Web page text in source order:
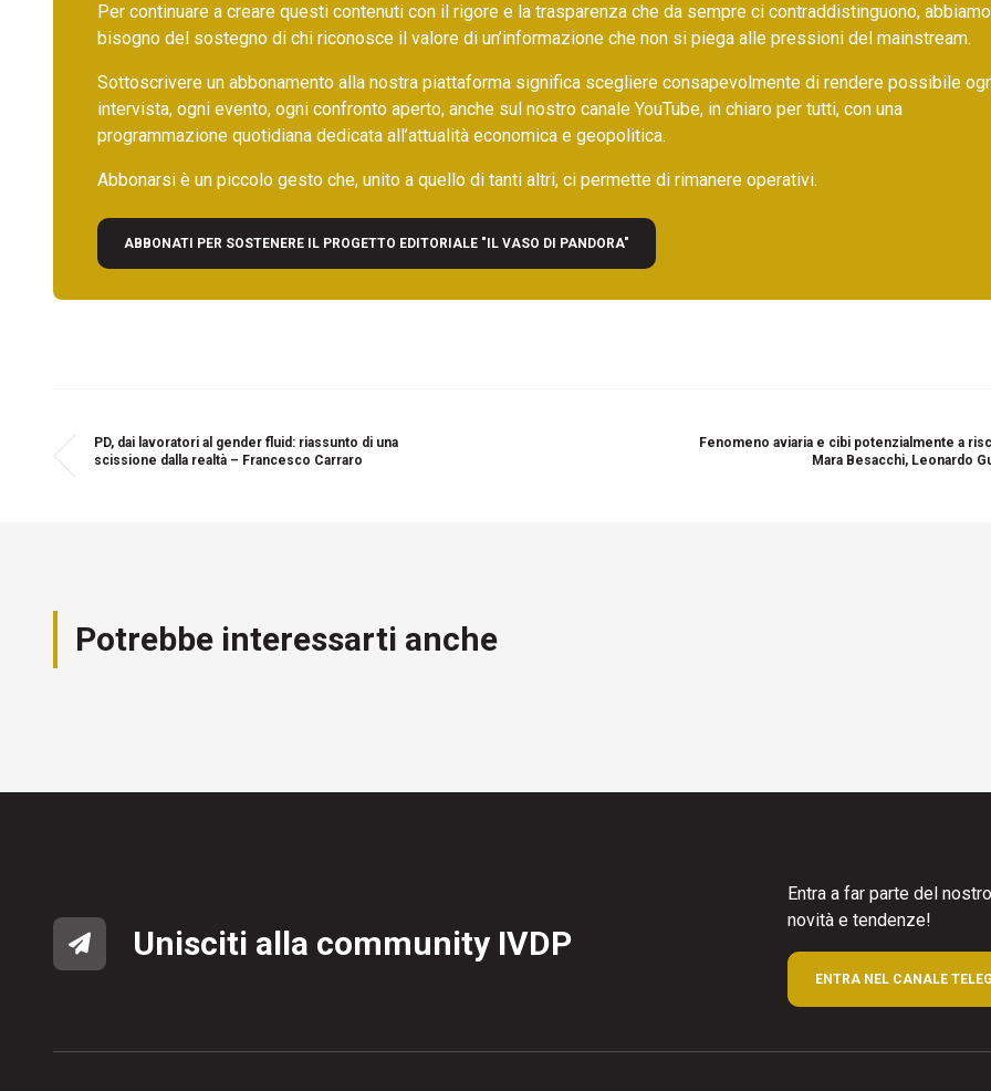
Per continuare a creare questi contenuti con il rigore e la trasparenza che da sempre ci contraddistinguono, abbiamo
bisogno del sostegno di chi riconosce il valore di un’informazione che non si piega alle pressioni del mainstream.
Sottoscrivere un abbonamento alla nostra piattaforma significa scegliere consapevolmente di rendere possibile
intervista, ogni evento, ogni confronto aperto, anche sul nostro canale YouTube, in chiaro per tutti, con una
programmazione quotidiana dedicata all’attualità economica e geopolitica.
Abbonarsi è un piccolo gesto che, unito a quello di tanti altri, ci permette di rimanere operativi.
ABBONATI PER SOSTENERE IL PROGETTO EDITORIALE "IL VASO DI PANDORA"
PD, dai lavoratori al gender fluid: riassunto di una
scissione dalla realtà – Francesco Carraro
Fenomeno aviaria e cibi potenzialmente a
Mara Besacchi, Leonardo
Potrebbe interessarti anche
Unisciti alla community IVDP
Entra a far parte del
novità e tendenze!
ENTRA NEL CANALE